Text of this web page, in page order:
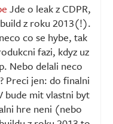
Jde o leak z CDPR,
z roku 2013(!).
co se hybe, tak
fazi, kdyz uz
Nebo delali neco
Preci jen: do finalni
bude mit vlastni byt
hre neni (nebo